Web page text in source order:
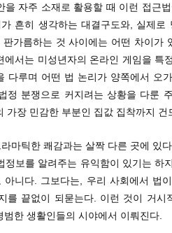
을 자주 소재로 활용할 때 이런 접근
흔히 생각하는 대결구도와, 실제로
가름하는 것 사이에는 어떤 차이가
에서는 미성년자의 온라인 게임을 특
다루며 어떤 법 논리가 양쪽에서 오
정 분쟁으로 커지려는 상황을 다룬
가장 민감한 부분인 집값 집착까지 건
마틱한 쾌감과는 살짝 다른 곳에 있
정보를 알려주는 유익함이 있기는 하
니다. 그보다는, 우리 사회에서 법
를 끝없이 되묻는다. 이런 것이 거시
한 생활인들의 시야에서 이뤄진다.